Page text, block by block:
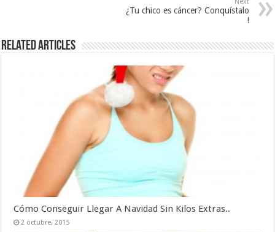
¿Tu chico es cáncer? Conquístalo
!
Related Articles
Cómo Conseguir Llegar A Navidad Sin Kilos Extras..
2 octubre, 2015